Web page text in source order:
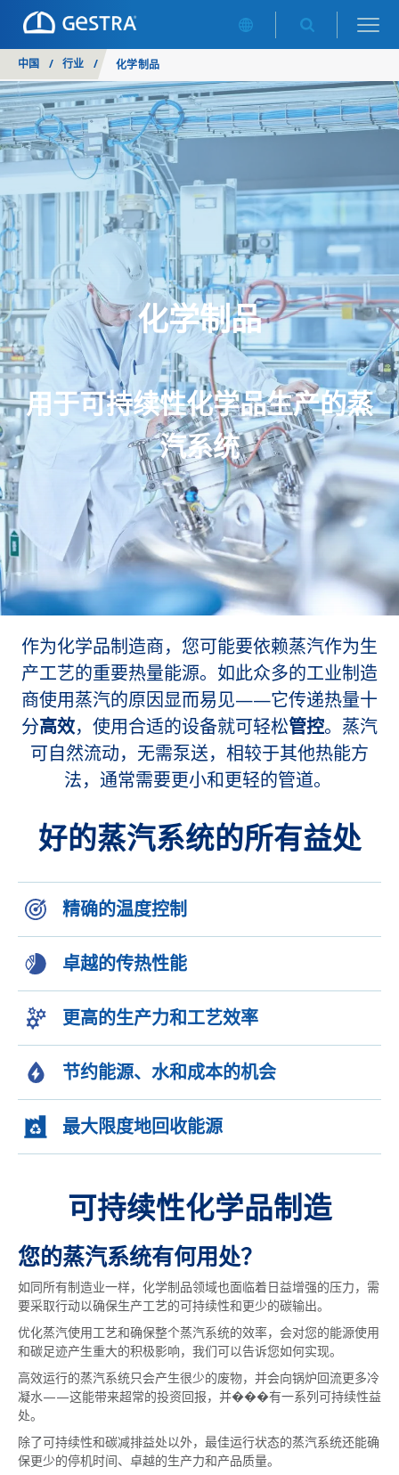
中国 / 行业 / 化学制品
化学制品
用于可持续性化学品生产的蒸
汽系统
作为化学品制造商，您可能要依赖蒸汽作为生
产工艺的重要热量能源。如此众多的工业制造
商使用蒸汽的原因显而易见——它传递热量十
分高效，使用合适的设备就可轻松管控。蒸汽
可自然流动，无需泵送，相较于其他热能方
法，通常需要更小和更轻的管道。
好的蒸汽系统的所有益处
精确的温度控制
卓越的传热性能
更高的生产力和工艺效率
节约能源、水和成本的机会
最大限度地回收能源
可持续性化学品制造
您的蒸汽系统有何用处？
如同所有制造业一样，化学制品领域也面临着日益增强的压力，需
要采取行动以确保生产工艺的可持续性和更少的碳输出。
优化蒸汽使用工艺和确保整个蒸汽系统的效率，会对您的能源使用
和碳足迹产生重大的积极影响，我们可以告诉您如何实现。
高效运行的蒸汽系统只会产生很少的废物，并会向锅炉回流更多冷
凝水——这能带来超常的投资回报，并���有一系列可持续性益
处。
除了可持续性和碳减排益处以外，最佳运行状态的蒸汽系统还能确
保更少的停机时间、卓越的生产力和产品质量。